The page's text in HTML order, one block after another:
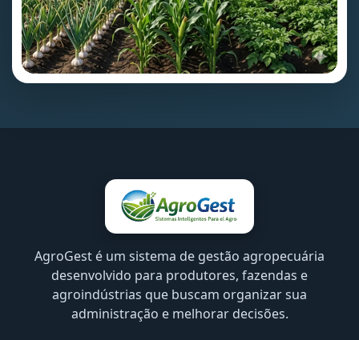
AgroGest é um sistema de gestão agropecuária
desenvolvido para produtores, fazendas e
agroindústrias que buscam organizar sua
administração e melhorar decisões.